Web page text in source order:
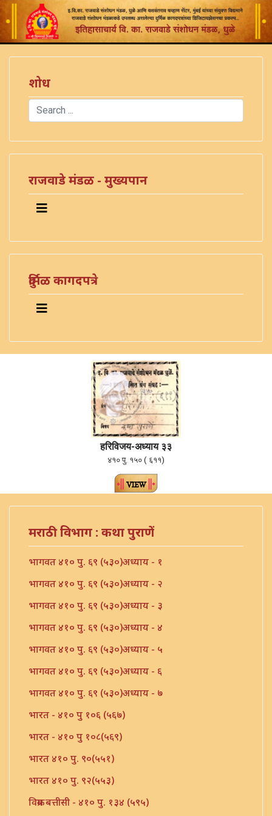
शोध
Search
राजवाडे मंडळ - मुख्यपान
दुर्मिळ कागदपत्रे
हरिविजय-अध्याय ३३
४१० पु. १५० ( ६११)
मराठी विभाग : कथा पुराणें
भागवत ४१० पु. ६९ (५३०)अध्याय - १
भागवत ४१० पु. ६९ (५३०)अध्याय - २
भागवत ४१० पु. ६९ (५३०)अध्याय - ३
भागवत ४१० पु. ६९ (५३०)अध्याय - ४
भागवत ४१० पु. ६९ (५३०)अध्याय - ५
भागवत ४१० पु. ६९ (५३०)अध्याय - ६
भागवत ४१० पु. ६९ (५३०)अध्याय - ७
भारत - ४१० पु १०६ (५६७)
भारत - ४१० पु १०८(५६९)
भारत ४१० पु. ९०(५५१)
भारत ४१० पु. ९२(५५३)
विक्रम बत्तीसी - ४१० पु. १३४ (५९५)